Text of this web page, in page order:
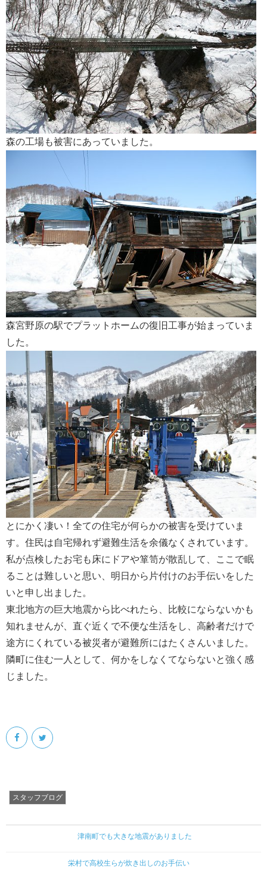
森の工場も被害にあっていました。
森宮野原の駅でプラットホームの復旧工事が始まっていま
した。
とにかく凄い！全ての住宅が何らかの被害を受けていま
す。住民は自宅帰れず避難生活を余儀なくされています。
私が点検したお宅も床にドアや箪笥が散乱して、ここで眠
ることは難しいと思い、明日から片付けのお手伝いをした
いと申し出ました。
東北地方の巨大地震から比べれたら、比較にならないかも
知れませんが、直ぐ近くで不便な生活をし、高齢者だけで
途方にくれている被災者が避難所にはたくさんいました。
隣町に住む一人として、何かをしなくてならないと強く感
じました。
スタッフブログ
津南町でも大きな地震がありました
栄村で高校生らが炊き出しのお手伝い